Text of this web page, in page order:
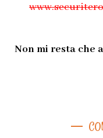
Non mi resta che